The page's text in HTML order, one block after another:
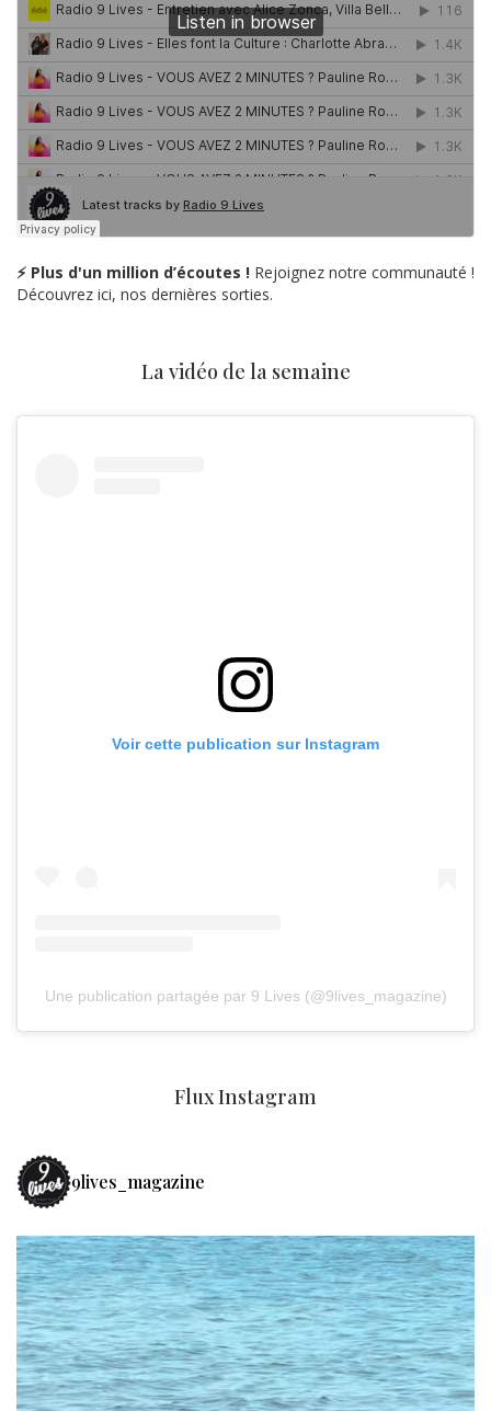
⚡ Plus d'un million d’écoutes ! Rejoignez notre communauté !
Découvrez ici, nos dernières sorties.
La vidéo de la semaine
Voir cette publication sur Instagram
Une publication partagée par 9 Lives (@9lives_magazine)
Flux Instagram
9lives_magazine